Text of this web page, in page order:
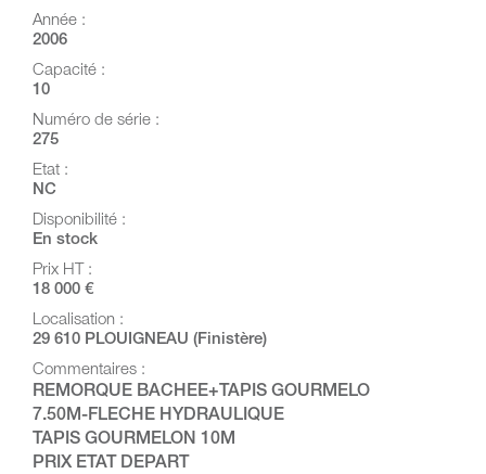
Année :
2006
Capacité :
10
Numéro de série :
275
Etat :
NC
Disponibilité :
En stock
Prix HT :
18 000 €
Localisation :
29 610 PLOUIGNEAU (Finistère)
Commentaires :
REMORQUE BACHEE+TAPIS GOURMELO
7.50M-FLECHE HYDRAULIQUE
TAPIS GOURMELON 10M
PRIX ETAT DEPART